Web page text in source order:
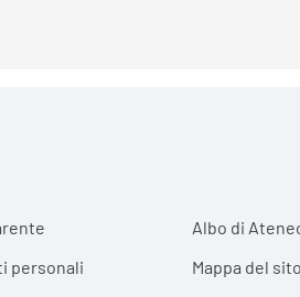
personali
Albo di
Mappa del sito